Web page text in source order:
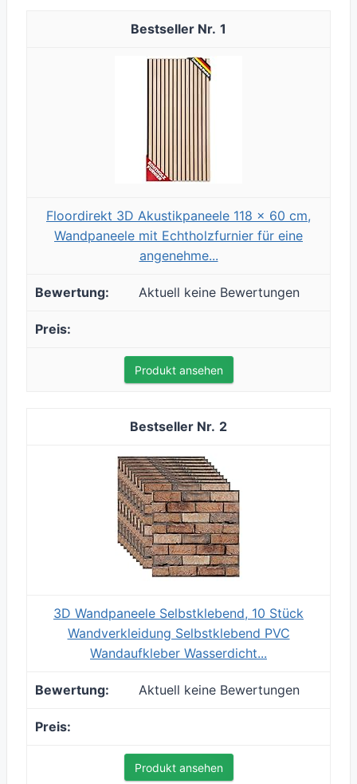
1
Floordirekt 3D Akustikpaneele 118 x 60 cm,
Wandpaneele mit Echtholzfurnier für eine
angenehme...
Aktuell keine Bewertungen
Produkt ansehen
2
3D Wandpaneele Selbstklebend, 10 Stück
Wandverkleidung Selbstklebend PVC
Wandaufkleber Wasserdicht...
Aktuell keine Bewertungen
Produkt ansehen